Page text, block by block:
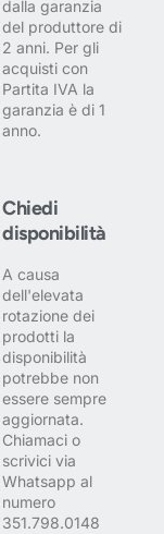
dalla garanzia
del produttore di
2 anni. Per gli
acquisti con
Partita IVA la
garanzia è di 1
anno.
Chiedi
disponibilità
A causa
dell'elevata
rotazione dei
prodotti la
disponibilità
potrebbe non
essere sempre
aggiornata.
Chiamaci o
scrivici via
Whatsapp al
numero
351.798.0148